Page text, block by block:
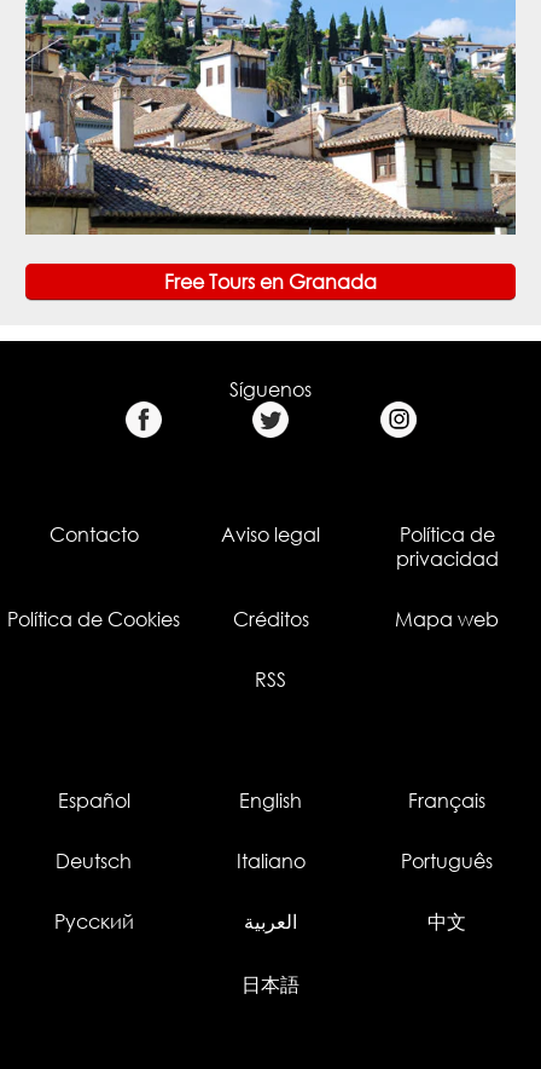
Free Tours en Granada
Síguenos
Contacto Aviso legal
Política de
privacidad
Política de Cookies Créditos Mapa web
RSS
Español English Français
Deutsch Italiano Português
Русский العربية 中文
日本語